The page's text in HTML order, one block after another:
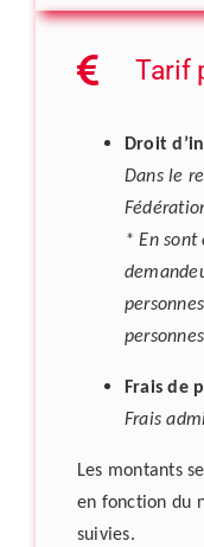
Tarif
Droit
Dans le
* En sont
Frais de
Frais
Les montants
en fonction du
suivies.